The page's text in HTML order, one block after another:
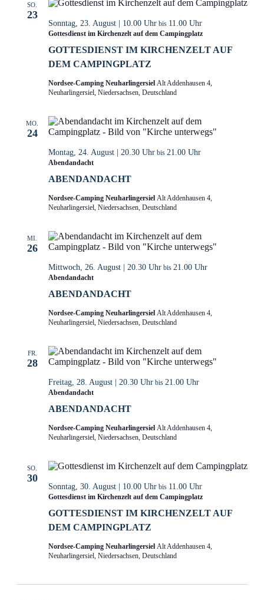
SO.
23
Sonntag, 23. August | 10.00 Uhrbis 11.00 Uhr
Gottesdienst im Kirchenzelt auf dem Campingplatz
GOTTESDIENST IM KIRCHENZELT AUF
DEM CAMPINGPLATZ
Nordsee-Camping Neuharlingersiel Alt Addenhausen 4,
Neuharlingersiel, Niedersachsen, Deutschland
MO.
24
Montag, 24. August | 20.30 Uhrbis 21.00 Uhr
Abendandacht
ABENDANDACHT
Nordsee-Camping Neuharlingersiel Alt Addenhausen 4,
Neuharlingersiel, Niedersachsen, Deutschland
MI.
26
Mittwoch, 26. August | 20.30 Uhrbis 21.00 Uhr
Abendandacht
ABENDANDACHT
Nordsee-Camping Neuharlingersiel Alt Addenhausen 4,
Neuharlingersiel, Niedersachsen, Deutschland
FR.
28
Freitag, 28. August | 20.30 Uhrbis 21.00 Uhr
Abendandacht
ABENDANDACHT
Nordsee-Camping Neuharlingersiel Alt Addenhausen 4,
Neuharlingersiel, Niedersachsen, Deutschland
SO.
30
Sonntag, 30. August | 10.00 Uhrbis 11.00 Uhr
Gottesdienst im Kirchenzelt auf dem Campingplatz
GOTTESDIENST IM KIRCHENZELT AUF
DEM CAMPINGPLATZ
Nordsee-Camping Neuharlingersiel Alt Addenhausen 4,
Neuharlingersiel, Niedersachsen, Deutschland